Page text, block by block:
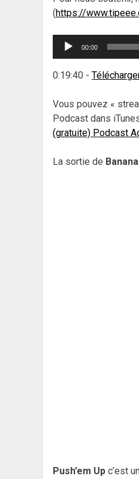
(https://
Lecteur
00:00
0:19:40 -
Vous pouvez «
Podcast dans
(gratuite) Podcast
La sortie de
Push’em Up c’est